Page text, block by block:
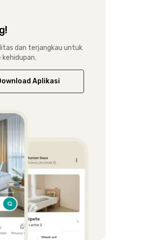
dan terjangkau untuk
Aplikasi